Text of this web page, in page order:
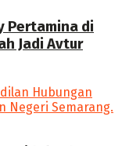
Pertamina di
Jadi Avtur